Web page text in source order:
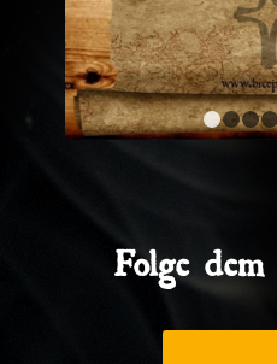
Folge